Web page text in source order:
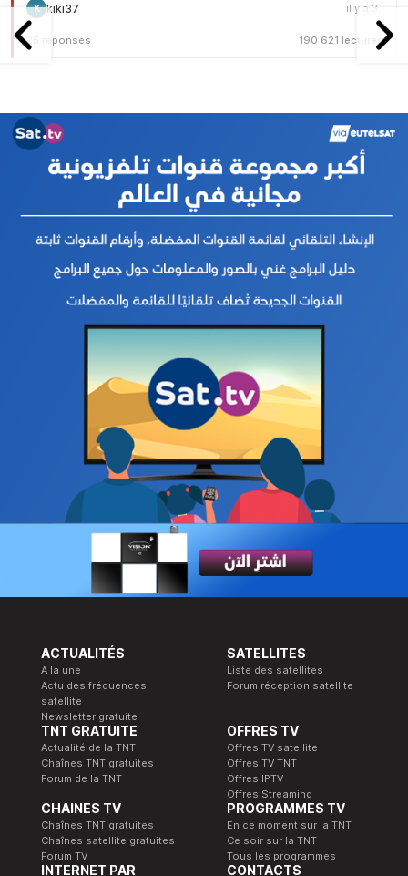
K kiki37 il y a 3 j
25 réponses 190 621 lectures
ACTUALITÉS
A la une
Actu des fréquences
satellite
Newsletter gratuite
SATELLITES
Liste des satellites
Forum réception satellite
TNT GRATUITE
Actualité de la TNT
Chaînes TNT gratuites
Forum de la TNT
OFFRES TV
Offres TV satellite
Offres TV TNT
Offres IPTV
Offres Streaming
CHAINES TV
Chaînes TNT gratuites
Chaînes satellite gratuites
Forum TV
PROGRAMMES TV
En ce moment sur la TNT
Ce soir sur la TNT
Tous les programmes
INTERNET PAR CONTACTS